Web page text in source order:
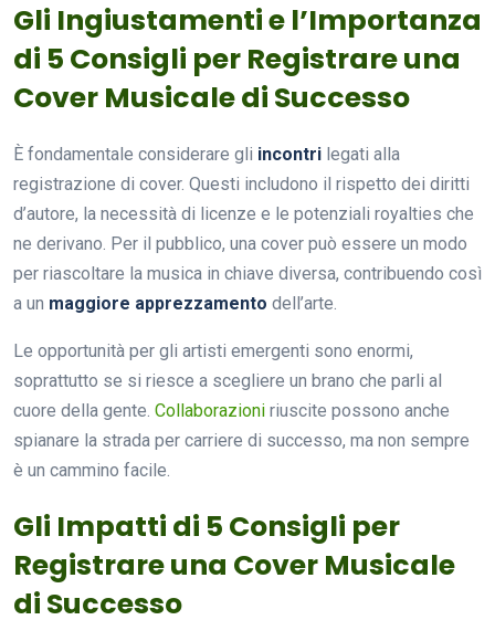
Gli Ingiustamenti e l’Importanza
di 5 Consigli per Registrare una
Cover Musicale di Successo
È fondamentale considerare gli incontri legati alla
registrazione di cover. Questi includono il rispetto dei diritti
d’autore, la necessità di licenze e le potenziali royalties che
ne derivano. Per il pubblico, una cover può essere un modo
per riascoltare la musica in chiave diversa, contribuendo così
a un maggiore apprezzamento dell’arte.
Le opportunità per gli artisti emergenti sono enormi,
soprattutto se si riesce a scegliere un brano che parli al
cuore della gente. Collaborazioni riuscite possono anche
spianare la strada per carriere di successo, ma non sempre
è un cammino facile.
Gli Impatti di 5 Consigli per
Registrare una Cover Musicale
di Successo